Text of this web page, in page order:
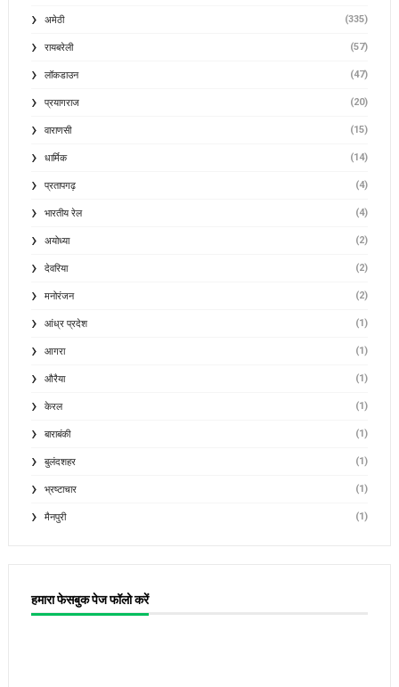
अमेठी (335)
रायबरेली (57)
लॉकडाउन (47)
प्रयागराज (20)
वाराणसी (15)
धार्मिक (14)
प्रतापगढ़ (4)
भारतीय रेल (4)
अयोध्या (2)
देवरिया (2)
मनोरंजन (2)
आंध्र प्रदेश (1)
आगरा (1)
औरैया (1)
केरल (1)
बाराबंकी (1)
बुलंदशहर (1)
भ्रष्टाचार (1)
मैनपुरी (1)
हमारा फेसबुक पेज फॉलो करें